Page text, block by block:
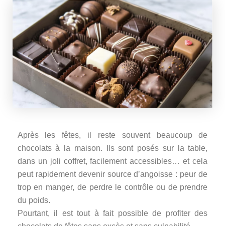
Après les fêtes, il reste souvent beaucoup de
chocolats à la maison. Ils sont posés sur la table,
dans un joli coffret, facilement accessibles… et cela
peut rapidement devenir source d’angoisse : peur de
trop en manger, de perdre le contrôle ou de prendre
du poids.
Pourtant, il est tout à fait possible de profiter des